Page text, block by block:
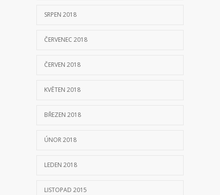
SRPEN 2018
ČERVENEC 2018
ČERVEN 2018
KVĚTEN 2018
BŘEZEN 2018
ÚNOR 2018
LEDEN 2018
LISTOPAD 2015